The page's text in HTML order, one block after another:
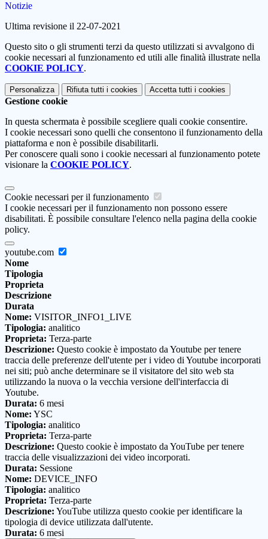
Notizie
Ultima revisione il 22-07-2021
Questo sito o gli strumenti terzi da questo utilizzati si avvalgono di
cookie necessari al funzionamento ed utili alle finalità illustrate nella
COOKIE POLICY.
Personalizza Rifiuta tutti i cookies Accetta tutti i cookies
Gestione cookie
In questa schermata è possibile scegliere quali cookie consentire.
I cookie necessari sono quelli che consentono il funzionamento della
piattaforma e non è possibile disabilitarli.
Per conoscere quali sono i cookie necessari al funzionamento potete
visionare la COOKIE POLICY.
Cookie necessari per il funzionamento
I cookie necessari per il funzionamento non possono essere
disabilitati. È possibile consultare l'elenco nella pagina della cookie
policy.
youtube.com
Nome
Tipologia
Proprieta
Descrizione
Durata
Nome: VISITOR_INFO1_LIVE
Tipologia: analitico
Proprieta: Terza-parte
Descrizione: Questo cookie è impostato da Youtube per tenere
traccia delle preferenze dell'utente per i video di Youtube incorporati
nei siti; può anche determinare se il visitatore del sito web sta
utilizzando la nuova o la vecchia versione dell'interfaccia di
Youtube.
Durata: 6 mesi
Nome: YSC
Tipologia: analitico
Proprieta: Terza-parte
Descrizione: Questo cookie è impostato da YouTube per tenere
traccia delle visualizzazioni dei video incorporati.
Durata: Sessione
Nome: DEVICE_INFO
Tipologia: analitico
Proprieta: Terza-parte
Descrizione: YouTube utilizza questo cookie per identificare la
tipologia di device utilizzata dall'utente.
Durata: 6 mesi